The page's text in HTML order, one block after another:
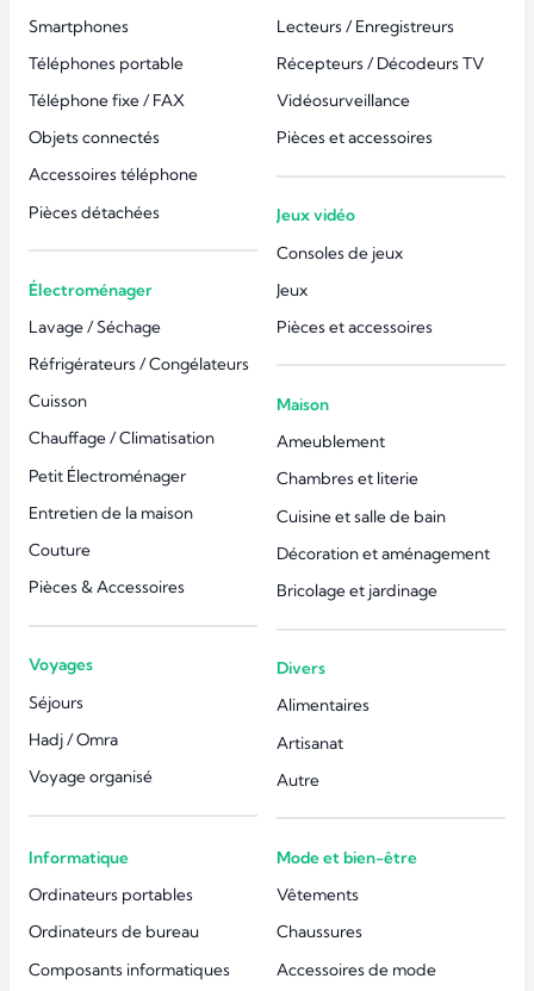
Smartphones
Téléphones portable
Téléphone fixe / FAX
Objets connectés
Accessoires téléphone
Pièces détachées
Électroménager
Lavage / Séchage
Réfrigérateurs / Congélateurs
Cuisson
Chauffage / Climatisation
Petit Électroménager
Entretien de la maison
Couture
Pièces & Accessoires
Voyages
Séjours
Hadj / Omra
Voyage organisé
Lecteurs / Enregistreurs
Récepteurs / Décodeurs TV
Vidéosurveillance
Pièces et accessoires
Jeux vidéo
Consoles de jeux
Jeux
Pièces et accessoires
Maison
Ameublement
Chambres et literie
Cuisine et salle de bain
Décoration et aménagement
Bricolage et jardinage
Divers
Alimentaires
Artisanat
Autre
Informatique
Ordinateurs portables
Ordinateurs de bureau
Composants informatiques
Mode et bien-être
Vêtements
Chaussures
Accessoires de mode